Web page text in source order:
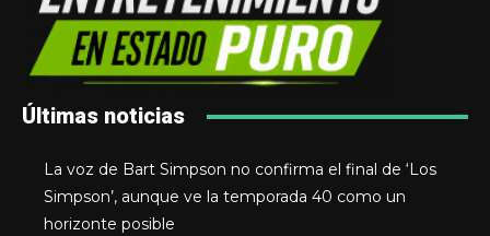
Últimas noticias
La voz de Bart Simpson no confirma el final de ‘Los
Simpson’, aunque ve la temporada 40 como un
horizonte posible